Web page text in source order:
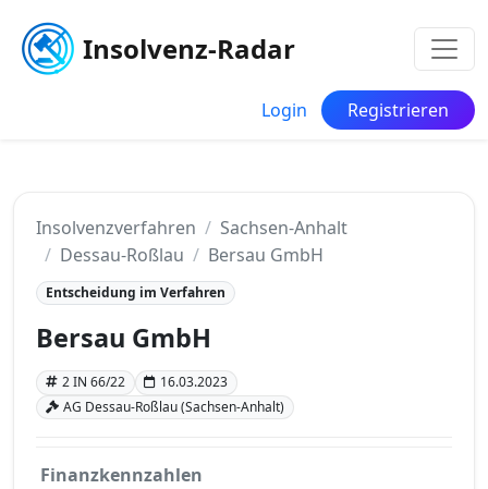
Insolvenz-Radar
Login Registrieren
Insolvenzverfahren
Sachsen-Anhalt
Dessau-Roßlau
Bersau GmbH
Entscheidung im Verfahren
Bersau GmbH
2 IN 66/22
16.03.2023
AG Dessau-Roßlau (Sachsen-Anhalt)
Finanzkennzahlen